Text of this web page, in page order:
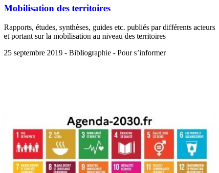
Mobilisation des territoires
Rapports, études, synthèses, guides etc. publiés par différents acteurs
et portant sur la mobilisation au niveau des territoires
25 septembre 2019 - Bibliographie - Pour s’informer